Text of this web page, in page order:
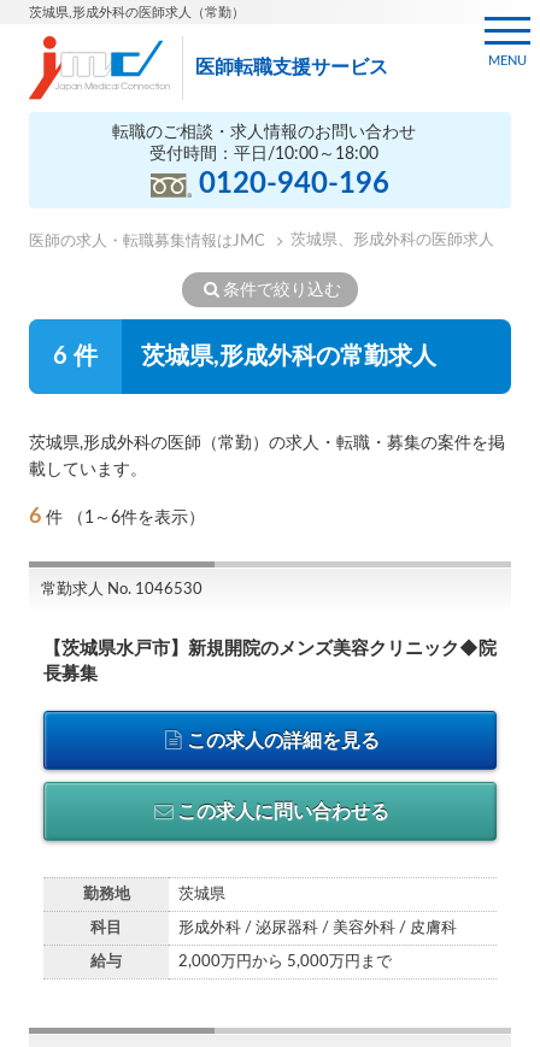
茨城県,形成外科の医師求人（常勤）
医師転職支援サービス
転職のご相談・求人情報のお問い合わせ
受付時間：平日/10:00～18:00
0120-940-196
MENU
医師の求人・転職募集情報はJMC 茨城県、形成外科の医師求人
条件で絞り込む
6 件 茨城県,形成外科の常勤求人
茨城県,形成外科の医師（常勤）の求人・転職・募集の案件を掲
載しています。
6 件 （1～6件を表示）
常勤求人 No. 1046530
【茨城県水戸市】新規開院のメンズ美容クリニック◆院
長募集
この求人の詳細を見る
この求人に問い合わせる
勤務地 茨城県
科目 形成外科 / 泌尿器科 / 美容外科 / 皮膚科
給与 2,000万円から 5,000万円まで